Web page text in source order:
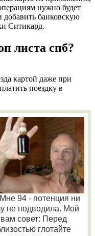
нужно будет
добавить банковскую
Ситикард.
листа спб?
картой даже при
поездку в
Мне 94 - потенция ни
не подводила. Мой
вам совет: Перед
глотайте